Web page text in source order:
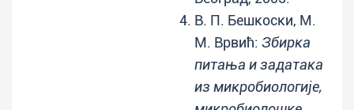
В. П. Бешкоски, М.
М. Врвић: Збирка
питања и задатака
из микробиологије,